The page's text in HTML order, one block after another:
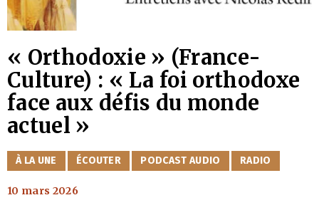
« Orthodoxie » (France-
Culture) : « La foi orthodoxe
face aux défis du monde
actuel »
CATÉGORIES
À LA UNE ÉCOUTER PODCAST AUDIO RADIO
10 mars 2026